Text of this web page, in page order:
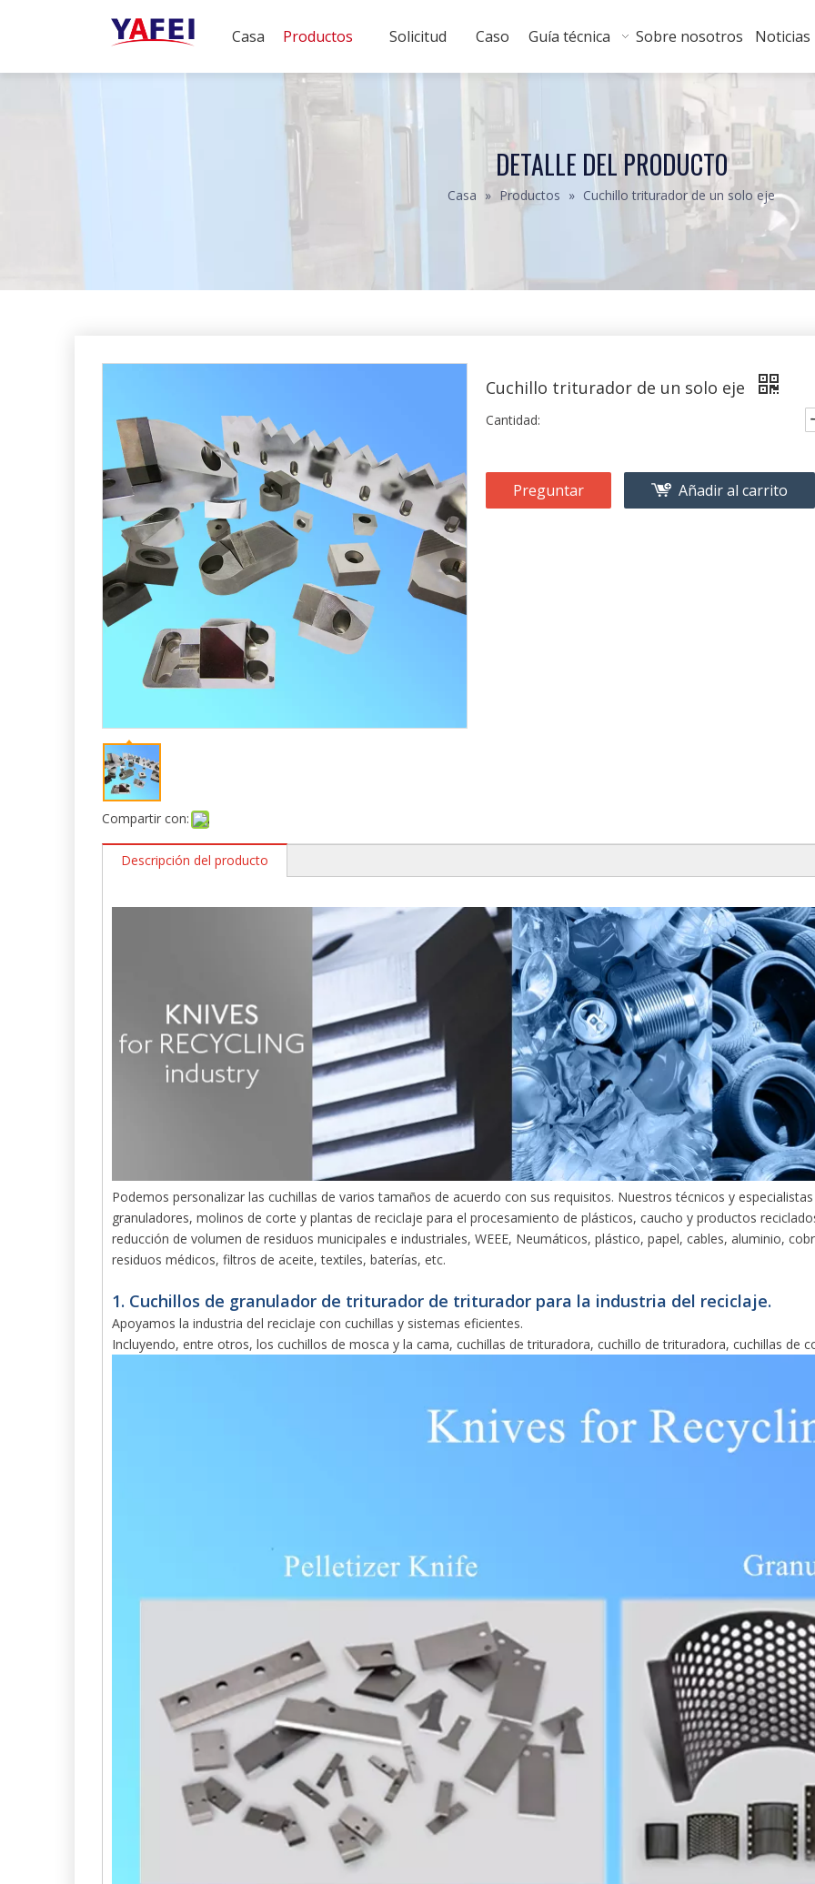
Casa Productos Solicitud Caso Guía técnica Sobre nosotros Noticias
DETALLE DEL PRODUCTO
Casa » Productos » Cuchillo triturador de un solo eje
Compartir con:
Cuchillo triturador de un solo eje
Cantidad:
Preguntar Añadir al carrito
Descripción del producto
Podemos personalizar las cuchillas de varios tamaños de acuerdo con sus requisitos. Nuestros técnicos y
granuladores, molinos de corte y plantas de reciclaje para el procesamiento de plásticos, caucho y productos
reducción de volumen de residuos municipales e industriales, WEEE, Neumáticos, plástico, papel, cables, aluminio,
residuos médicos, filtros de aceite, textiles, baterías, etc.
1. Cuchillos de granulador de triturador de triturador para la industria del reciclaje.
Apoyamos la industria del reciclaje con cuchillas y sistemas eficientes.
Incluyendo, entre otros, los cuchillos de mosca y la cama, cuchillas de trituradora, cuchillo de trituradora, cuchillas de